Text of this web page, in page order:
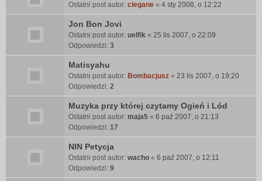
Ostatni post autor: clegane « 4 sty 2008, o 12:22
Jon Bon Jovi
Ostatni post autor: uelfik « 25 lis 2007, o 22:09
Odpowiedzi: 3
Matisyahu
Ostatni post autor: Bombacjusz « 23 lis 2007, o 19:20
Odpowiedzi: 2
Muzyka przy której czytamy Ogień i Lód
Ostatni post autor: maja5 « 6 paź 2007, o 21:13
Odpowiedzi: 17
NIN Petycja
Ostatni post autor: wacho « 6 paź 2007, o 12:11
Odpowiedzi: 9